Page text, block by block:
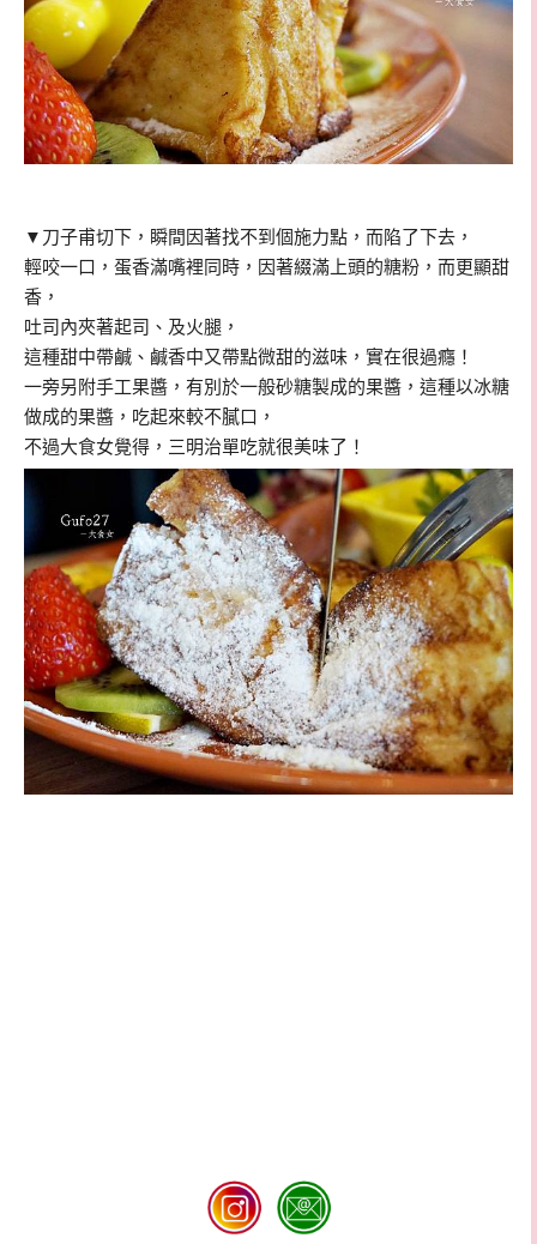
▼刀子甫切下，瞬間因著找不到個施力點，而陷了下去，
輕咬一口，蛋香滿嘴裡同時，因著綴滿上頭的糖粉，而更顯甜
香，
吐司內夾著起司、及火腿，
這種甜中帶鹹、鹹香中又帶點微甜的滋味，實在很過癮！
一旁另附手工果醬，有別於一般砂糖製成的果醬，這種以冰糖
做成的果醬，吃起來較不膩口，
不過大食女覺得，三明治單吃就很美味了！